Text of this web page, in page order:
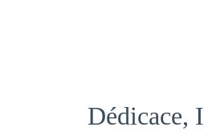
Dédicace,